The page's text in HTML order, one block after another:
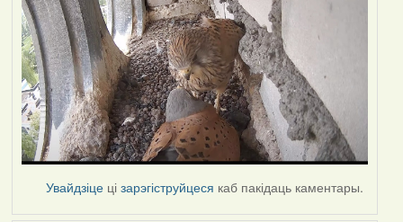
Увайдзіце цізарэгіструйцеся каб пакідаць каментары.